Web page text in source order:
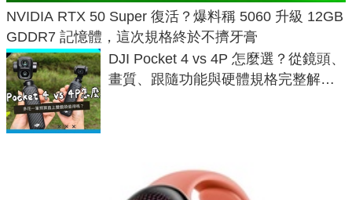
NVIDIA RTX 50 Super 復活？爆料稱 5060 升級 12GB
GDDR7 記憶體，這次規格終於不擠牙膏
DJI Pocket 4 vs 4P 怎麼選？從鏡頭、
畫質、跟隨功能與硬體規格完整解